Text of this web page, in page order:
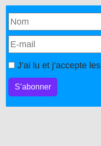
J’ai lu et j’accepte les
S’abonner